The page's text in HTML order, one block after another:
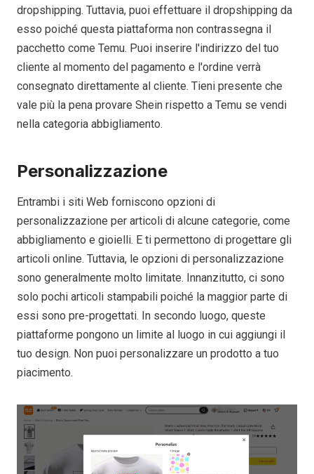
dropshipping. Tuttavia, puoi effettuare il dropshipping da
esso poiché questa piattaforma non contrassegna il
pacchetto come Temu. Puoi inserire l'indirizzo del tuo
cliente al momento del pagamento e l'ordine verrà
consegnato direttamente al cliente. Tieni presente che
vale più la pena provare Shein rispetto a Temu se vendi
nella categoria abbigliamento.
Personalizzazione
Entrambi i siti Web forniscono opzioni di
personalizzazione per articoli di alcune categorie, come
abbigliamento e gioielli. E ti permettono di progettare gli
articoli online. Tuttavia, le opzioni di personalizzazione
sono generalmente molto limitate. Innanzitutto, ci sono
solo pochi articoli stampabili poiché la maggior parte di
essi sono pre-progettati. In secondo luogo, queste
piattaforme pongono un limite al luogo in cui aggiungi il
tuo design. Non puoi personalizzare un prodotto a tuo
piacimento.